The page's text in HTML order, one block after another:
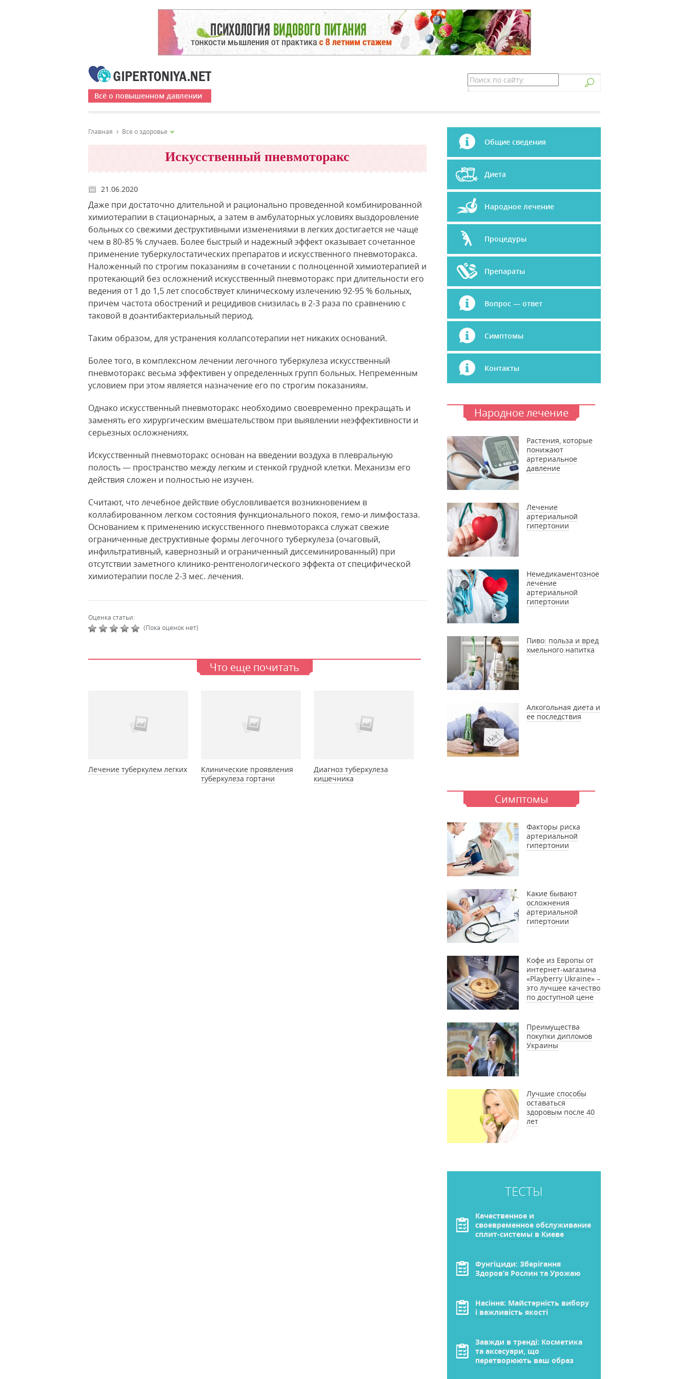
Всё о повышенном давлении
Главная Все о здоровье
Искусственный пневмоторакс
21.06.2020
Даже при достаточно длительной и рационально проведенной комбинированной
химиотерапии в стационарных, а затем в амбулаторных условиях выздоровление
больных со свежими деструктивными изменениями в легких достигается не чаще
чем в 80-85 % случаев. Более быстрый и надежный эффект оказывает сочетанное
применение туберкулостатических препаратов и искусственного пневмоторакса.
Наложенный по строгим показаниям в сочетании с полноценной химиотерапией и
протекающий без осложнений искусственный пневмоторакс при длительности его
ведения от 1 до 1,5 лет способствует клиническому излечению 92-95 % больных,
причем частота обострений и рецидивов снизилась в 2-3 раза по сравнению с
таковой в доантибактериальный период.
Таким образом, для устранения коллапсотерапии нет никаких оснований.
Более того, в комплексном лечении легочного туберкулеза искусственный
пневмоторакс весьма эффективен у определенных групп больных. Непременным
условием при этом является назначение его по строгим показаниям.
Однако искусственный пневмоторакс необходимо своевременно прекращать и
заменять его хирургическим вмешательством при выявлении неэффективности и
серьезных осложнениях.
Искусственный пневмоторакс основан на введении воздуха в плевральную
полость — пространство между легким и стенкой грудной клетки. Механизм его
действия сложен и полностью не изучен.
Считают, что лечебное действие обусловливается возникновением в
коллабированном легком состояния функционального покоя, гемо-и лимфостаза.
Основанием к применению искусственного пневмоторакса служат свежие
ограниченные деструктивные формы легочного туберкулеза (очаговый,
инфильтративный, кавернозный и ограниченный диссеминированный) при
отсутствии заметного клинико-рентгенологического эффекта от специфической
химиотерапии после 2-3 мес. лечения.
Оценка статьи:
(Пока оценок нет)
Что еще почитать
Лечение туберкулем легких
Клинические проявления
туберкулеза гортани
Диагноз туберкулеза
кишечника
Общие сведения
Диета
Народное лечение
Процедуры
Препараты
Вопрос — ответ
Симптомы
Контакты
Народное лечение
Растения, которые
понижают
артериальное
давление
Лечение
артериальной
гипертонии
Немедикаментозное
лечение
артериальной
гипертонии
Пиво: польза и вред
хмельного напитка
Алкогольная диета и
ее последствия
Симптомы
Факторы риска
артериальной
гипертонии
Какие бывают
осложнения
артериальной
гипертонии
Кофе из Европы от
интернет-магазина
«Playberry Ukraine» –
это лучшее качество
по доступной цене
Преимущества
покупки дипломов
Украины
Лучшие способы
оставаться
здоровым после 40
лет
ТЕСТЫ
Качественное и
своевременное обслуживание
сплит-системы в Киеве
Фунгіциди: Зберігання
Здоров’я Рослин та Урожаю
Насіння: Майстерність вибору
і важливість якості
Завжди в тренді: Косметика
та аксесуари, що
перетворюють ваш образ